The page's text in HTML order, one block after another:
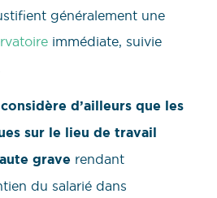
généralement une
immédiate, suivie
d’ailleurs que les
sur le lieu de travail
grave rendant
du salarié dans